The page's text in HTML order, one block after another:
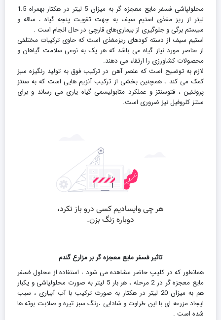
محلولپاشی فسفر مایع معجزه گر به میزان 5 لیتر در هکتار بهمراه 1.5
لیتر از ریز مغذی استیم سیف به جهت تقویت پنجه گیاه ، ساقه و
سیستم برگی و جلوگیری از بیماری‌های قارچی در حال انجام است .
استیم سیف از دسته کودهای ریزمغذی است که حاوی ترکیبات مختلفی
از عناصر مورد نیاز گیاه می باشد که هر یک به نوعی سلامت گیاهان و
محصولات کشاورزی را ارتقاء می دهند.
لازم به توضیح است که عنصر آهن در ترکیب فوق به تولید رنگیزه سبز
کمک می کند ، همچنین بخشی از ترکیب آنزیم هایی است که به سنتز
پروتئین ، فتوسنتز و عملکرد متابولیسمی گیاه یاری می رساند و برای
سنتز کلروفیل نیز ضروری است.
تاثیر فسفر مایع معجزه گر بر مزارع گندم
همانطور که در کلیپ حاضر مشاهده می شود ، استفاده از محلول فسفر
مایع معجزه گر در 2 مرحله ، هر بار 5 لیتر به صورت محلولپاشی و یکبار
هم به میزان 20 لیتر در هکتار به صورت ترکیب با آب آبیاری ، سبب
ایجاد مزرعه ای با این طراوت و شادابی ،‌رنگ سبز تیره و صلابت بوته ها
شده است .